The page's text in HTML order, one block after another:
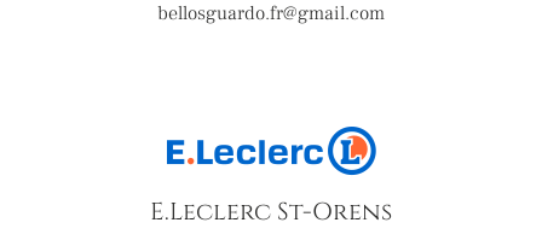
bellosguardo.fr@gmail.com
E.Leclerc St-Orens